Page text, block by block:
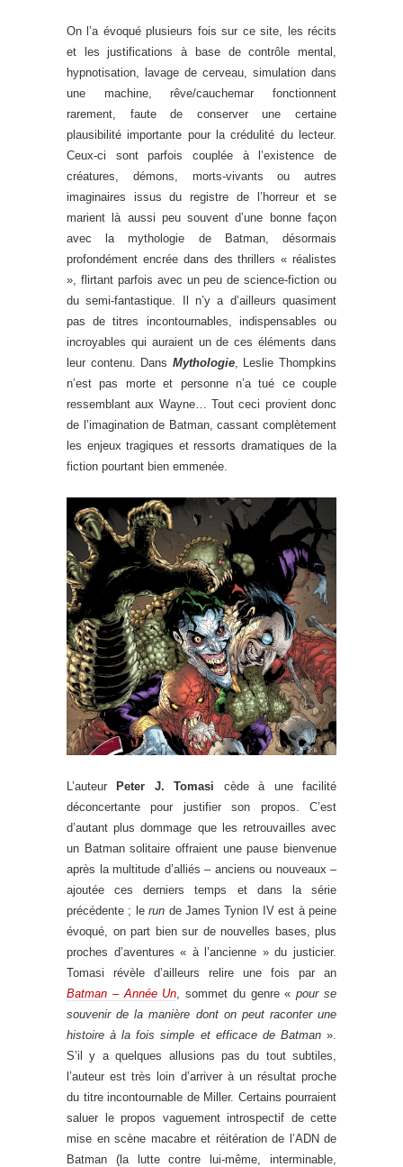
On l’a évoqué plusieurs fois sur ce site, les récits
et les justifications à base de contrôle mental,
hypnotisation, lavage de cerveau, simulation dans
une machine, rêve/cauchemar fonctionnent
rarement, faute de conserver une certaine
plausibilité importante pour la crédulité du lecteur.
Ceux-ci sont parfois couplée à l’existence de
créatures, démons, morts-vivants ou autres
imaginaires issus du registre de l’horreur et se
marient là aussi peu souvent d’une bonne façon
avec la mythologie de Batman, désormais
profondément encrée dans des thrillers « réalistes
», flirtant parfois avec un peu de science-fiction ou
du semi-fantastique. Il n’y a d’ailleurs quasiment
pas de titres incontournables, indispensables ou
incroyables qui auraient un de ces éléments dans
leur contenu. Dans Mythologie, Leslie Thompkins
n’est pas morte et personne n’a tué ce couple
ressemblant aux Wayne… Tout ceci provient donc
de l’imagination de Batman, cassant complètement
les enjeux tragiques et ressorts dramatiques de la
fiction pourtant bien emmenée.
L’auteurPeter J. Tomasi cède à une facilité
déconcertante pour justifier son propos. C’est
d’autant plus dommage que les retrouvailles avec
un Batman solitaire offraient une pause bienvenue
après la multitude d’alliés – anciens ou nouveaux –
ajoutée ces derniers temps et dans la série
précédente ; lerun de James Tynion IV est à peine
évoqué, on part bien sur de nouvelles bases, plus
proches d’aventures « à l’ancienne » du justicier.
Tomasi révèle d’ailleurs relire une fois par an
Batman – Année Un , sommet du genre «pour se
souvenir de la manière dont on peut raconter une
histoire à la fois simple et efficace de Batman».
S’il y a quelques allusions pas du tout subtiles,
l’auteur est très loin d’arriver à un résultat proche
du titre incontournable de Miller. Certains pourraient
saluer le propos vaguement introspectif de cette
mise en scène macabre et réitération de l’ADN de
Batman (la lutte contre lui-même, interminable,